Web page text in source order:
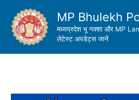
content
MP Bhulekh
मध्यप्रदेश भू नक्शा और MP
लेटेस्ट अपडेट्स जानें